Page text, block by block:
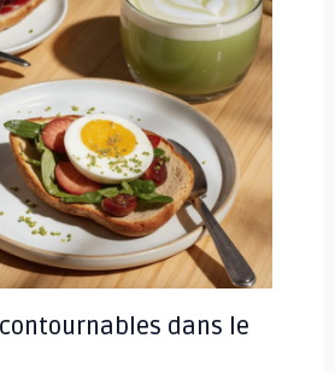
dans le